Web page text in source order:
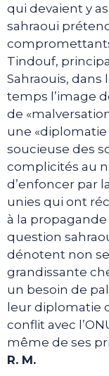
qui devaient y
sahraoui
Tindouf,
Sahraouis,
temps l’image
de
une
soucieuse des
complicités au
d’enfoncer par
unies qui ont
à la
question
dénotent non
grandissante
un besoin de
leur diplomatie
conflit avec
même de ses
R. M.